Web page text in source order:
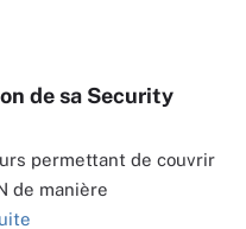
de sa Security
permettant de couvrir
de manière